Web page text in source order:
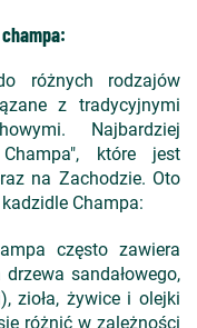
różnych rodzajów
z tradycyjnymi
Najbardziej
które jest
na Zachodzie. Oto
Champa:
często zawiera
sandałowego,
zioła, żywice i olejki
różnić w zależności